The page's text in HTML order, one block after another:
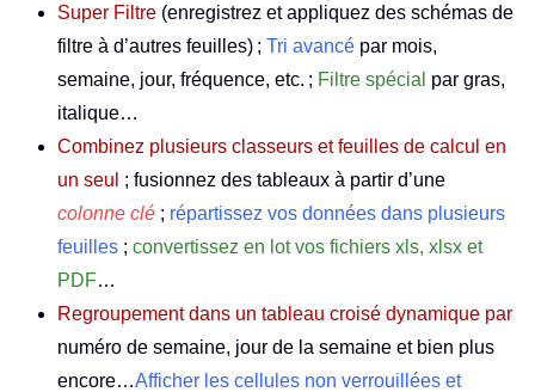
Super Filtre (enregistrez et appliquez des schémas de
filtre à d’autres feuilles) ; Tri avancé par mois,
semaine, jour, fréquence, etc. ; Filtre spécial par gras,
italique…
Combinez plusieurs classeurs et feuilles de calcul en
un seul ; fusionnez des tableaux à partir d’une
colonne clé ; répartissez vos données dans plusieurs
feuilles ; convertissez en lot vos fichiers xls, xlsx et
PDF…
Regroupement dans un tableau croisé dynamique par
numéro de semaine, jour de la semaine et bien plus
encore…Afficher les cellules non verrouillées et